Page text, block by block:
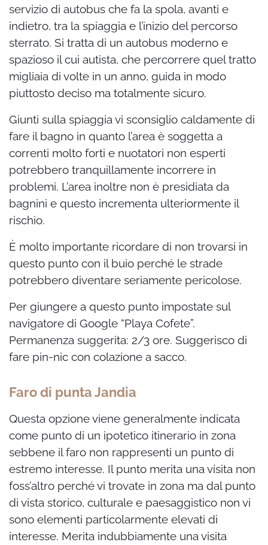
servizio di autobus che fa la spola, avanti e
indietro, tra la spiaggia e l’inizio del percorso
sterrato. Si tratta di un autobus moderno e
spazioso il cui autista, che percorrere quel tratto
migliaia di volte in un anno, guida in modo
piuttosto deciso ma totalmente sicuro.
Giunti sulla spiaggia vi sconsiglio caldamente di
fare il bagno in quanto l’area è soggetta a
correnti molto forti e nuotatori non esperti
potrebbero tranquillamente incorrere in
problemi. L’area inoltre non è presidiata da
bagnini e questo incrementa ulteriormente il
rischio.
È molto importante ricordare di non trovarsi in
questo punto con il buio perché le strade
potrebbero diventare seriamente pericolose.
Per giungere a questo punto impostate sul
navigatore di Google “Playa Cofete”.
Permanenza suggerita: 2/3 ore. Suggerisco di
fare pin-nic con colazione a sacco.
Faro di punta Jandia
Questa opzione viene generalmente indicata
come punto di un ipotetico itinerario in zona
sebbene il faro non rappresenti un punto di
estremo interesse. Il punto merita una visita non
foss’altro perché vi trovate in zona ma dal punto
di vista storico, culturale e paesaggistico non vi
sono elementi particolarmente elevati di
interesse. Merita indubbiamente una visita